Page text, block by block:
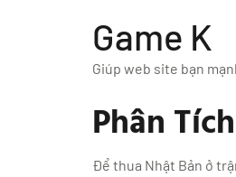
Game K
Giúp web site bạn
Phân
Để thua Nhật Bản ở